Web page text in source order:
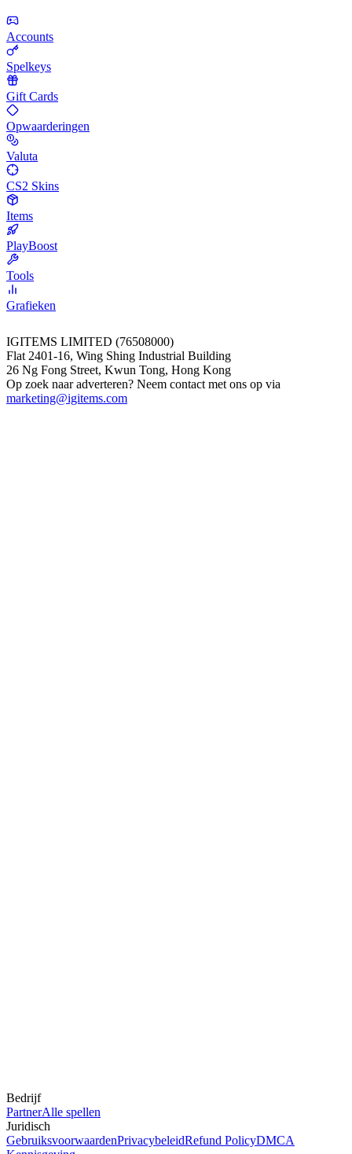
Accounts
Spelkeys
Gift Cards
Opwaarderingen
Valuta
CS2 Skins
Items
PlayBoost
Tools
Grafieken
IGITEMS LIMITED (76508000)
Flat 2401-16, Wing Shing Industrial Building
26 Ng Fong Street, Kwun Tong, Hong Kong
Op zoek naar adverteren? Neem contact met ons op via
marketing@igitems.com
Bedrijf
PartnerAlle spellen
Juridisch
GebruiksvoorwaardenPrivacybeleidRefund PolicyDMCA